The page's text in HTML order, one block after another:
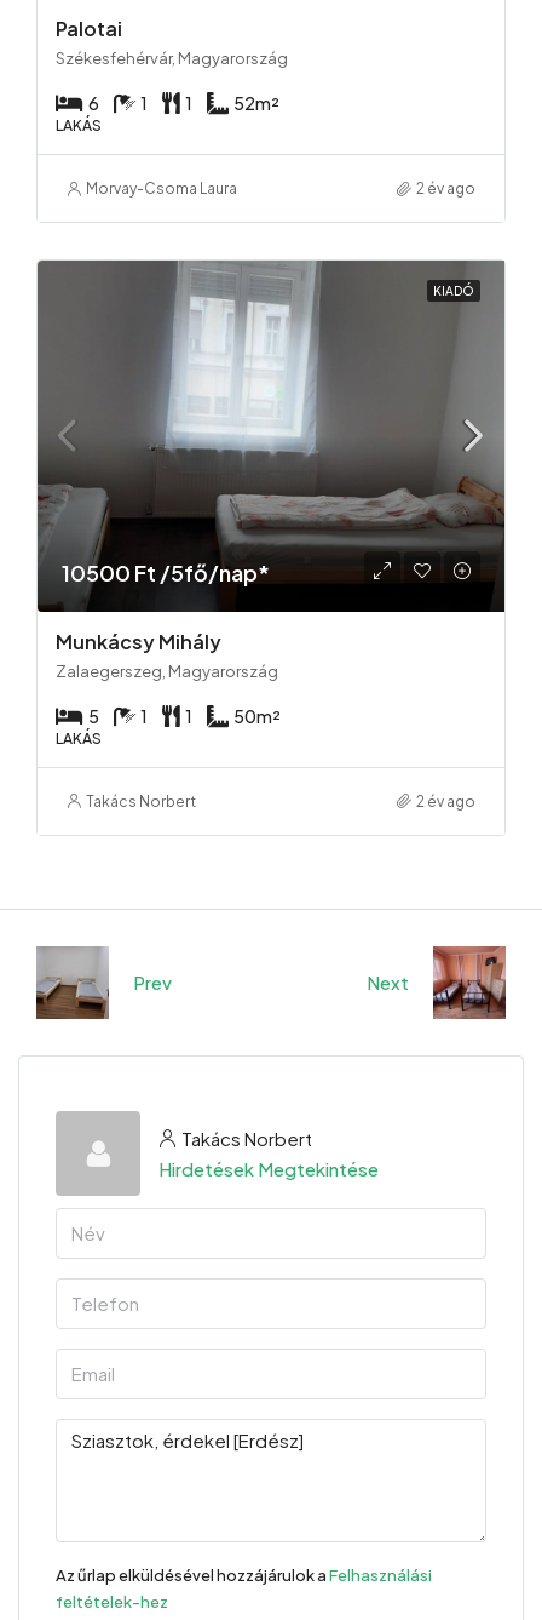
Palotai
Székesfehérvár, Magyarország
6 1 1 52m²
LAKÁS
Morvay-Csoma Laura 2 év ago
KIADÓ
10500 Ft /5fő/nap*
Munkácsy Mihály
Zalaegerszeg, Magyarország
5 1 1 50m²
LAKÁS
Takács Norbert 2 év ago
Prev Next
Takács Norbert
Hirdetések Megtekintése
Az űrlap elküldésével hozzájárulok aFelhasználási
feltételek-hez